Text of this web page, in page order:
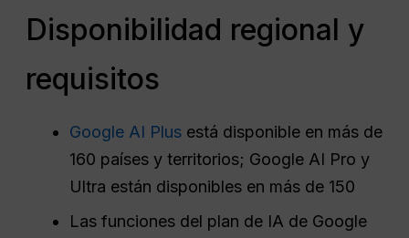
Disponibilidad regional y
requisitos
Google AI Plus está disponible en más de
160 países y territorios; Google AI Pro y
Ultra están disponibles en más de 150
Las funciones del plan de IA de Google